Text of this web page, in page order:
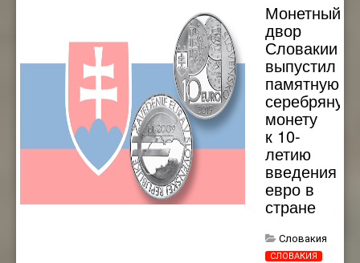
Монетный
двор
Словакии
выпустил
памятную
серебряную
монету
к 10-
летию
введения
евро в
стране
Словакия
СЛОВАКИЯ